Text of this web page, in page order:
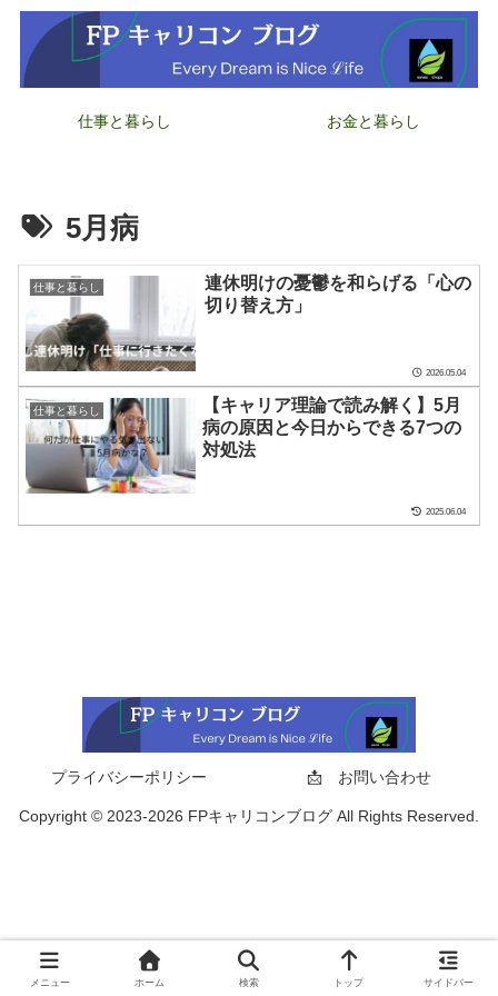
仕事と暮らし お金と暮らし
5月病
仕事と暮らし
連休明けの憂鬱を和らげる「心の
切り替え方」
2026.05.04
仕事と暮らし
【キャリア理論で読み解く】5月
病の原因と今日からできる7つの
対処法
2025.06.04
プライバシーポリシー 📩 お問い合わせ
Copyright © 2023-2026 FPキャリコンブログ All Rights Reserved.
メニュー ホーム 検索 トップ サイドバー